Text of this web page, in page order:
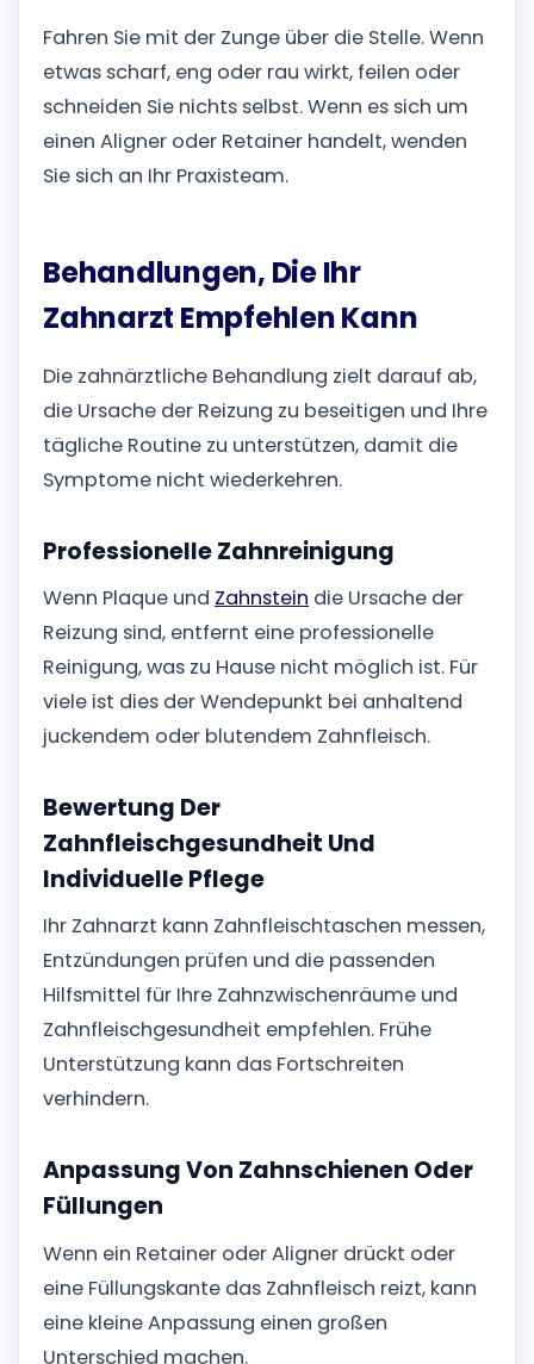
Fahren Sie mit der Zunge über die Stelle. Wenn
etwas scharf, eng oder rau wirkt, feilen oder
schneiden Sie nichts selbst. Wenn es sich um
einen Aligner oder Retainer handelt, wenden
Sie sich an Ihr Praxisteam.
Behandlungen, Die Ihr
Zahnarzt Empfehlen Kann
Die zahnärztliche Behandlung zielt darauf ab,
die Ursache der Reizung zu beseitigen und Ihre
tägliche Routine zu unterstützen, damit die
Symptome nicht wiederkehren.
Professionelle Zahnreinigung
Wenn Plaque und Zahnstein die Ursache der
Reizung sind, entfernt eine professionelle
Reinigung, was zu Hause nicht möglich ist. Für
viele ist dies der Wendepunkt bei anhaltend
juckendem oder blutendem Zahnfleisch.
Bewertung Der
Zahnfleischgesundheit Und
Individuelle Pflege
Ihr Zahnarzt kann Zahnfleischtaschen messen,
Entzündungen prüfen und die passenden
Hilfsmittel für Ihre Zahnzwischenräume und
Zahnfleischgesundheit empfehlen. Frühe
Unterstützung kann das Fortschreiten
verhindern.
Anpassung Von Zahnschienen Oder
Füllungen
Wenn ein Retainer oder Aligner drückt oder
eine Füllungskante das Zahnfleisch reizt, kann
eine kleine Anpassung einen großen
Unterschied machen.